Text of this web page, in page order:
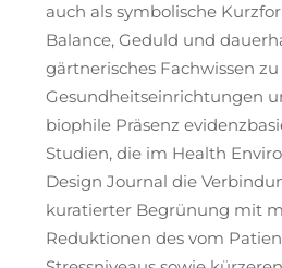
auch als symbolische
Balance, Geduld und
gärtnerisches Fachwissen
Gesundheitseinrichtungen
biophile Präsenz
Studien, die im Health
Design Journal die
kuratierter Begrünung mit
Reduktionen des vom